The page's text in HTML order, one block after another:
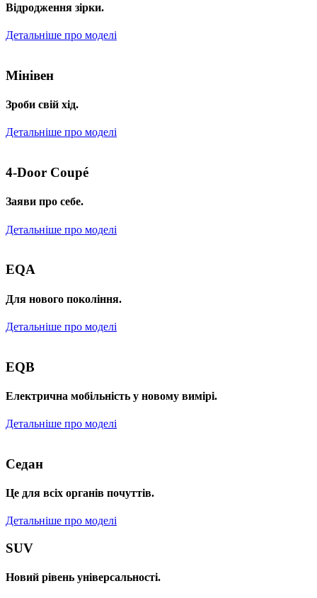
Відродження зірки.
Детальніше про моделі
Мінівен
Зроби свій хід.
Детальніше про моделі
4-Door Coupé
Заяви про себе.
Детальніше про моделі
EQA
Для нового покоління.
Детальніше про моделі
EQB
Електрична мобільність у новому вимірі.
Детальніше про моделі
Седан
Це для всіх органів почуттів.
Детальніше про моделі
SUV
Новий рівень універсальності.